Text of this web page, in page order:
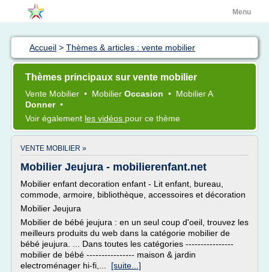
Menu
Accueil > Thèmes & articles : vente mobilier
Thèmes principaux sur vente mobilier
Vente Mobilier • Mobilier Occasion • MobilierA
Donner •
Voir également les vidéos pour ce thème
VENTE MOBILIER »
Mobilier Jeujura - mobilierenfant.net
Mobilier enfant decoration enfant - Lit enfant, bureau,
commode, armoire, bibliothèque, accessoires et décoration
Mobilier Jeujura
Mobilier de bébé jeujura : en un seul coup d'oeil, trouvez les
meilleurs produits du web dans la catégorie mobilier de
bébé jeujura. ... Dans toutes les catégories ----------------
mobilier de bébé ---------------- maison & jardin
electroménager hi-fi,... [suite...]